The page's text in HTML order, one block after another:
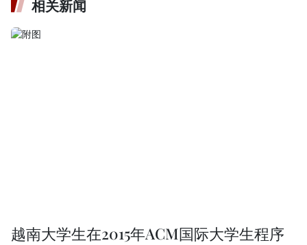
相关新闻
越南大学生在2015年ACM国际大学生程序